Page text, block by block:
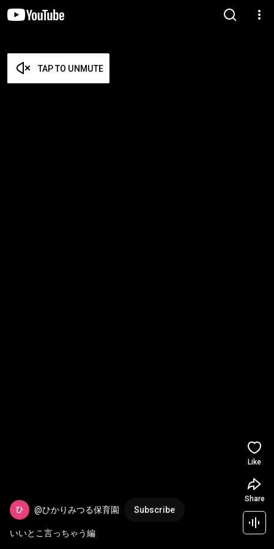
TAP TO UNMUTE
@ひかりみつる保育園 Subscribe
いいとこ言っちゃう編
Like
Share